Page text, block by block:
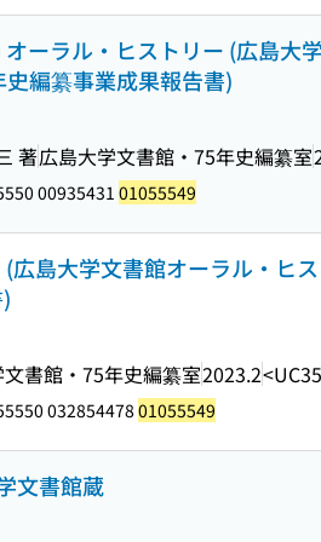
ーラル・ヒストリー (広島大
編纂事業成果報告書)
著広島大学文書館・75年史編纂室
0093543101055549
広島大学文書館オーラル・ヒ
書館・75年史編纂室2023.2
032854478 01055549
文書館蔵